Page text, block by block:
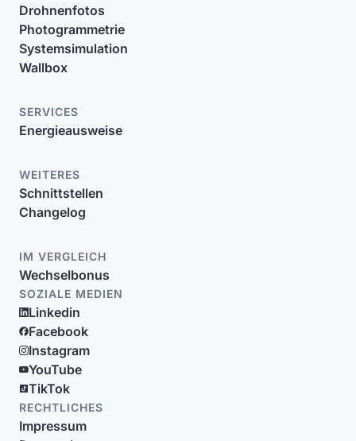
Drohnenfotos
Photogrammetrie
Systemsimulation
Wallbox
SERVICES
Energieausweise
WEITERES
Schnittstellen
Changelog
IM VERGLEICH
Wechselbonus
SOZIALE MEDIEN
Linkedin
Facebook
Instagram
YouTube
TikTok
RECHTLICHES
Impressum